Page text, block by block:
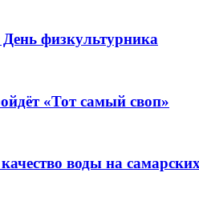
физкультурника
«Тот самый своп»
воды на